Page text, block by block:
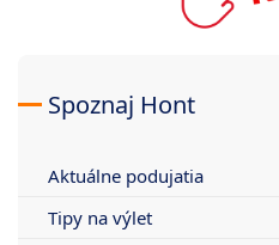
Spoznaj Hont
Aktuálne podujatia
Tipy na výlet